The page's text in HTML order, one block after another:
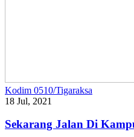
Kodim 0510/Tigaraksa
18 Jul, 2021
Sekarang Jalan Di